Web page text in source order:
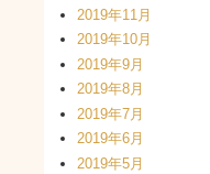
2019年11月
2019年10月
2019年9月
2019年8月
2019年7月
2019年6月
2019年5月